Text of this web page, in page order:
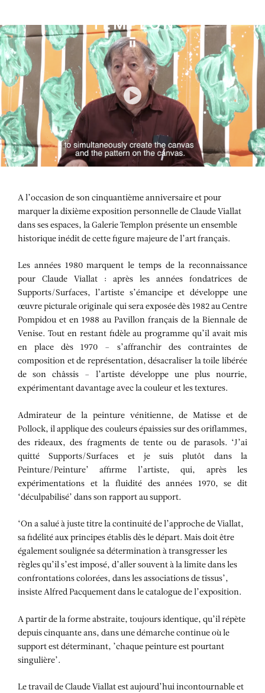
Menu
A l’occasion de son cinquantième anniversaire et pour
marquer la dixième exposition personnelle de Claude Viallat
dans ses espaces, la Galerie Templon présente un ensemble
historique inédit de cette figure majeure de l’art français.
Les années 1980 marquent le temps de la reconnaissance
pour Claude Viallat : après les années fondatrices de
Supports/Surfaces, l’artiste s’émancipe et développe une
œuvre picturale originale qui sera exposée dès 1982 au Centre
Pompidou et en 1988 au Pavillon français de la Biennale de
Venise. Tout en restant fidèle au programme qu’il avait mis
en place dès 1970 – s’affranchir des contraintes de
composition et de représentation, désacraliser la toile libérée
de son châssis – l’artiste développe une plus nourrie,
expérimentant davantage avec la couleur et les textures.
Admirateur de la peinture vénitienne, de Matisse et de
Pollock, il applique des couleurs épaissies sur des oriflammes,
des rideaux, des fragments de tente ou de parasols. ‘J’ai
quitté Supports/Surfaces et je suis plutôt dans la
Peinture/Peinture’ affirme l’artiste, qui, après les
expérimentations et la fluidité des années 1970, se dit
‘déculpabilisé’ dans son rapport au support.
‘On a salué à juste titre la continuité de l’approche de Viallat,
sa fidélité aux principes établis dès le départ. Mais doit être
également soulignée sa détermination à transgresser les
règles qu’il s’est imposé, d’aller souvent à la limite dans les
confrontations colorées, dans les associations de tissus’,
insiste Alfred Pacquement dans le catalogue de l’exposition.
A partir de la forme abstraite, toujours identique, qu’il répète
depuis cinquante ans, dans une démarche continue où le
support est déterminant, ’chaque peinture est pourtant
singulière’.
Le travail de Claude Viallat est aujourd’hui incontournable et